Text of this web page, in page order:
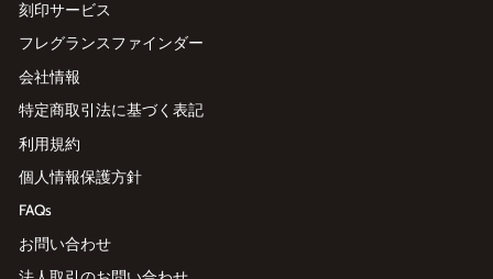
刻印サービス
フレグランスファインダー
会社情報
特定商取引法に基づく表記
利用規約
個人情報保護方針
FAQs
お問い合わせ